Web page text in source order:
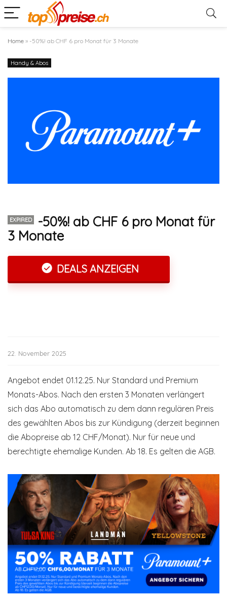
Home » -50%! ab CHF 6 pro Monat für 3 Monate
Handy & Abos
EXPIRED
-50%! ab CHF 6 pro Monat für
3 Monate
DEALS ANZEIGEN
22. November 2025
Angebot endet 01.12.25. Nur Standard und Premium
Monats-Abos. Nach den ersten 3 Monaten verlängert
sich das Abo automatisch zu dem dann regulären Preis
des gewählten Abos bis zur Kündigung (derzeit beginnen
die Abopreise ab 12 CHF/Monat). Nur für neue und
berechtigte ehemalige Kunden. Ab 18. Es gelten die AGB.